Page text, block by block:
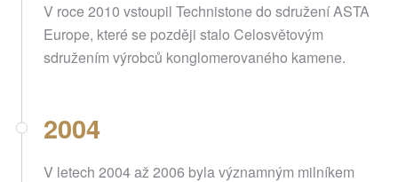
V roce 2010 vstoupil Technistone do sdružení ASTA
Europe, které se později stalo Celosvětovým
sdružením výrobců konglomerovaného kamene.
2004
V letech 2004 až 2006 byla významným milníkem